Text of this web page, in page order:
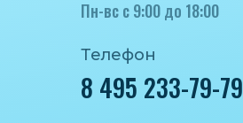
Пн-вс с 9:00 до 18:00
Телефон
8 495 233-79-79